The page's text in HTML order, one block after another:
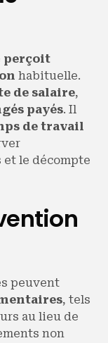
perçoit
habituelle.
de salaire,
payés. Il
de travail
et le décompte
peuvent
, tels
au lieu de
non